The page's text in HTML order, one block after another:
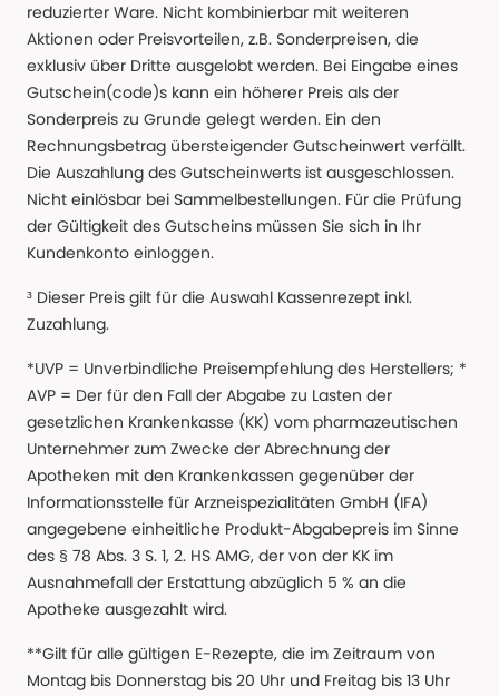
reduzierter Ware. Nicht kombinierbar mit weiteren
Aktionen oder Preisvorteilen, z.B. Sonderpreisen, die
exklusiv über Dritte ausgelobt werden. Bei Eingabe eines
Gutschein(code)s kann ein höherer Preis als der
Sonderpreis zu Grunde gelegt werden. Ein den
Rechnungsbetrag übersteigender Gutscheinwert verfällt.
Die Auszahlung des Gutscheinwerts ist ausgeschlossen.
Nicht einlösbar bei Sammelbestellungen. Für die Prüfung
der Gültigkeit des Gutscheins müssen Sie sich in Ihr
Kundenkonto einloggen.
³ Dieser Preis gilt für die Auswahl Kassenrezept inkl.
Zuzahlung.
*UVP = Unverbindliche Preisempfehlung des Herstellers; *
AVP = Der für den Fall der Abgabe zu Lasten der
gesetzlichen Krankenkasse (KK) vom pharmazeutischen
Unternehmer zum Zwecke der Abrechnung der
Apotheken mit den Krankenkassen gegenüber der
Informationsstelle für Arzneispezialitäten GmbH (IFA)
angegebene einheitliche Produkt-Abgabepreis im Sinne
des § 78 Abs. 3 S. 1, 2. HS AMG, der von der KK im
Ausnahmefall der Erstattung abzüglich 5 % an die
Apotheke ausgezahlt wird.
**Gilt für alle gültigen E-Rezepte, die im Zeitraum von
Montag bis Donnerstag bis 20 Uhr und Freitag bis 13 Uhr